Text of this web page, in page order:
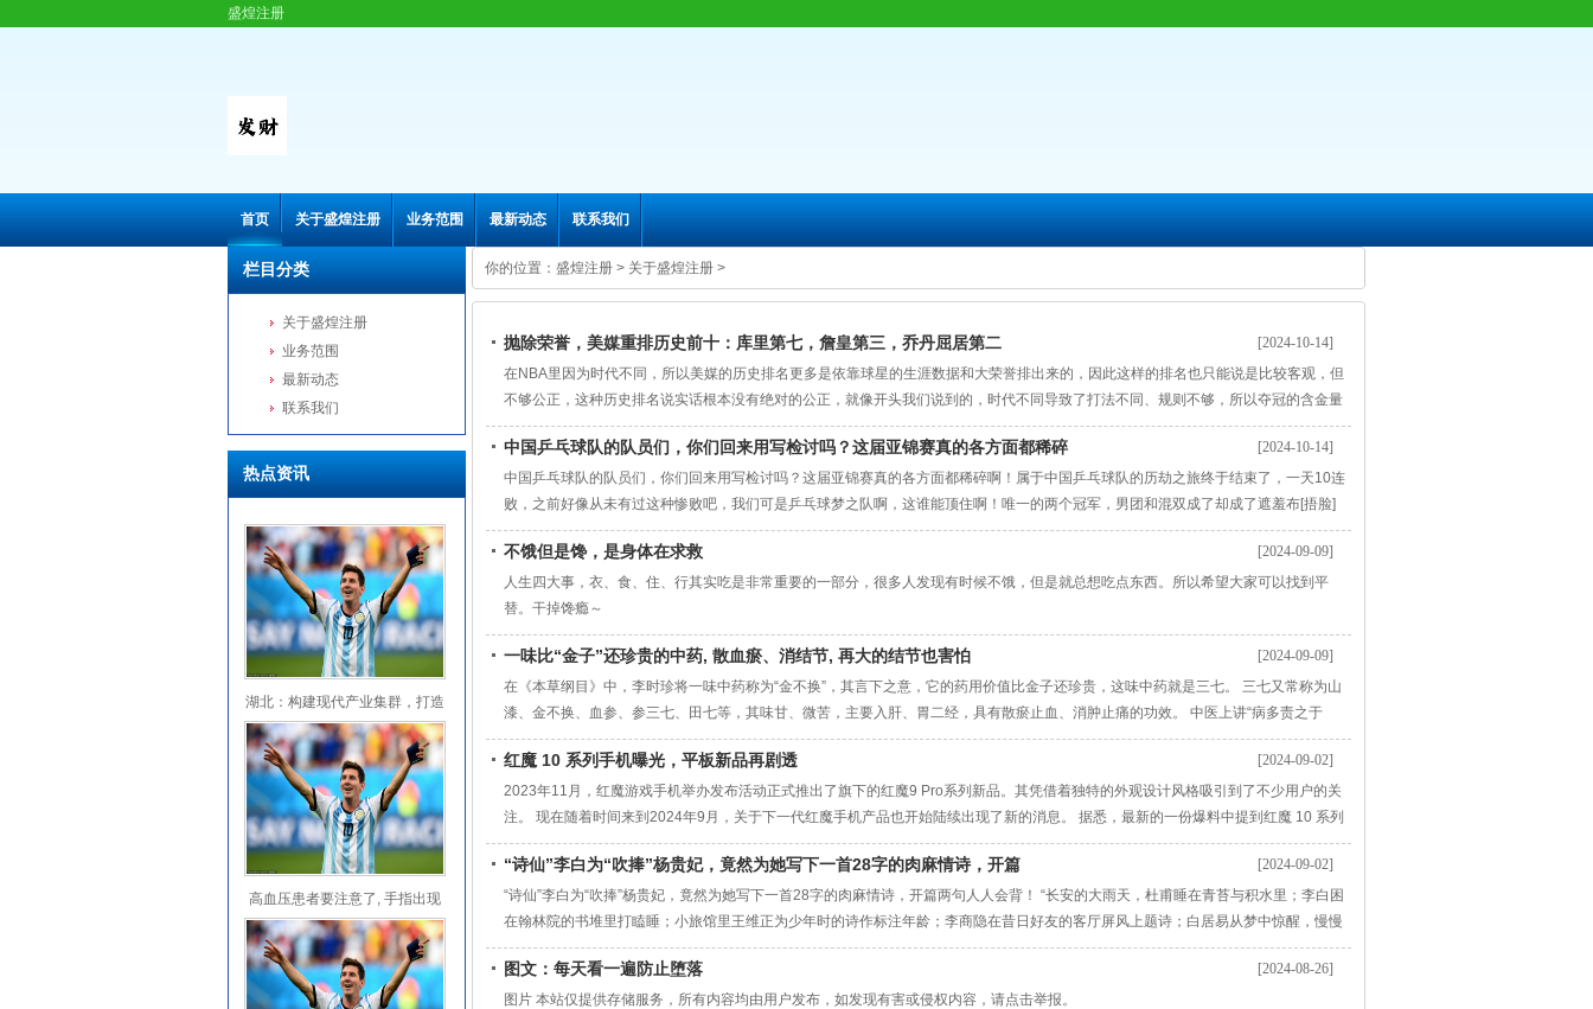
盛煌注册
首页 关于盛煌注册 业务范围 最新动态 联系我们
栏目分类
关于盛煌注册
业务范围
最新动态
联系我们
热点资讯
湖北：构建现代产业集群，打造
科创“四梁八
高血压患者要注意了, 手指出现
这3种“异
你的位置： 盛煌注册 > 关于盛煌注册 >
抛除荣誉，美媒重排历史前十：库里第七，詹皇第三，乔丹屈居第二
[2024-10-14]
在NBA里因为时代不同，所以美媒的历史排名更多是依靠球星的生涯数据和大荣誉排出来的，因此这样的排名也只能说是比较客观，但
不够公正，这种历史排名说实话根本没有绝对的公正，就像开头我们说到的，时代不同导致了打法不同、规则不够，所以夺冠的含金量
和数据等等都有区别。值得一提的是此前美媒曾抛除荣誉重排了历史前十，我们来看看合理吗？ 第十安东尼 看到瓜哥能够进入这份榜
单，估计很多球迷可能会说这是一个野榜了，毕竟安东尼生涯没有拿下过太多的大荣誉，他也没有带队打
中国乒乓球队的队员们，你们回来用写检讨吗？这届亚锦赛真的各方面都稀碎
[2024-10-14]
中国乒乓球队的队员们，你们回来用写检讨吗？这届亚锦赛真的各方面都稀碎啊！属于中国乒乓球队的历劫之旅终于结束了，一天10连
败，之前好像从未有过这种惨败吧，我们可是乒乓球梦之队啊，这谁能顶住啊！唯一的两个冠军，男团和混双成了却成了遮羞布[捂脸]
[捂脸]大家赶紧回去，狠狠的开会总结吧！
不饿但是馋，是身体在求救
[2024-09-09]
人生四大事，衣、食、住、行其实吃是非常重要的一部分，很多人发现有时候不饿，但是就总想吃点东西。所以希望大家可以找到平
替。干掉馋瘾～
一味比“金子”还珍贵的中药, 散血瘀、消结节, 再大的结节也害怕
[2024-09-09]
在《本草纲目》中，李时珍将一味中药称为“金不换”，其言下之意，它的药用价值比金子还珍贵，这味中药就是三七。 三七又常称为山
漆、金不换、血参、参三七、田七等，其味甘、微苦，主要入肝、胃二经，具有散瘀止血、消肿止痛的功效。 中医上讲“病多责之于
瘀”，瘀血是随着气机的升降运行，一旦停滞在某处，便可能在该部位引发疾病，比如我们常见的肺结节、甲状腺结节、乳腺结节等。
因此，在临床实践中，三七经常被用来治疗各种因瘀血引起的结节性疾病，其疗效显著，在临床治疗肺
红魔 10 系列手机曝光，平板新品再剧透
[2024-09-02]
2023年11月，红魔游戏手机举办发布活动正式推出了旗下的红魔9 Pro系列新品。其凭借着独特的外观设计风格吸引到了不少用户的关
注。 现在随着时间来到2024年9月，关于下一代红魔手机产品也开始陆续出现了新的消息。 据悉，最新的一份爆料中提到红魔 10 系列
手机正在研发当中，且在IMEI数据库中也发现了新的红魔 10 Pro和红魔10S Pro手机，其型号为NX789J。 这些智能手机将配备高通最
新的骁龙8处理器，其中一款预计将于今年发布。 具体
“诗仙”李白为“吹捧”杨贵妃，竟然为她写下一首28字的肉麻情诗，开篇
[2024-09-02]
“诗仙”李白为“吹捧”杨贵妃，竟然为她写下一首28字的肉麻情诗，开篇两句人人会背！ “长安的大雨天，杜甫睡在青苔与积水里；李白困
在翰林院的书堆里打瞌睡；小旅馆里王维正为少年时的诗作标注年龄；李商隐在昔日好友的客厅屏风上题诗；白居易从梦中惊醒，慢慢
想起来，这是元稹去世后的第八个秋天……” 北溟鱼写的超级畅销书《长安客》，讲述了我们最熟悉的唐朝诗人李白、杜甫、王维、白
居易、元稹、柳宗元、刘禹锡、李商隐八个人的故事。 读罢《长安客》，我们可以从诗人的眼
图文：每天看一遍防止堕落
[2024-08-26]
图片 本站仅提供存储服务，所有内容均由用户发布，如发现有害或侵权内容，请点击举报。